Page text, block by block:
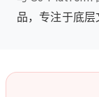
品，专注于底层